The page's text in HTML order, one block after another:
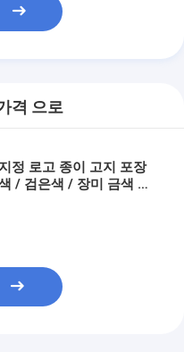
격 으로
정 로고 종이 고지 포장
/ 검은색 / 장미 금색 고